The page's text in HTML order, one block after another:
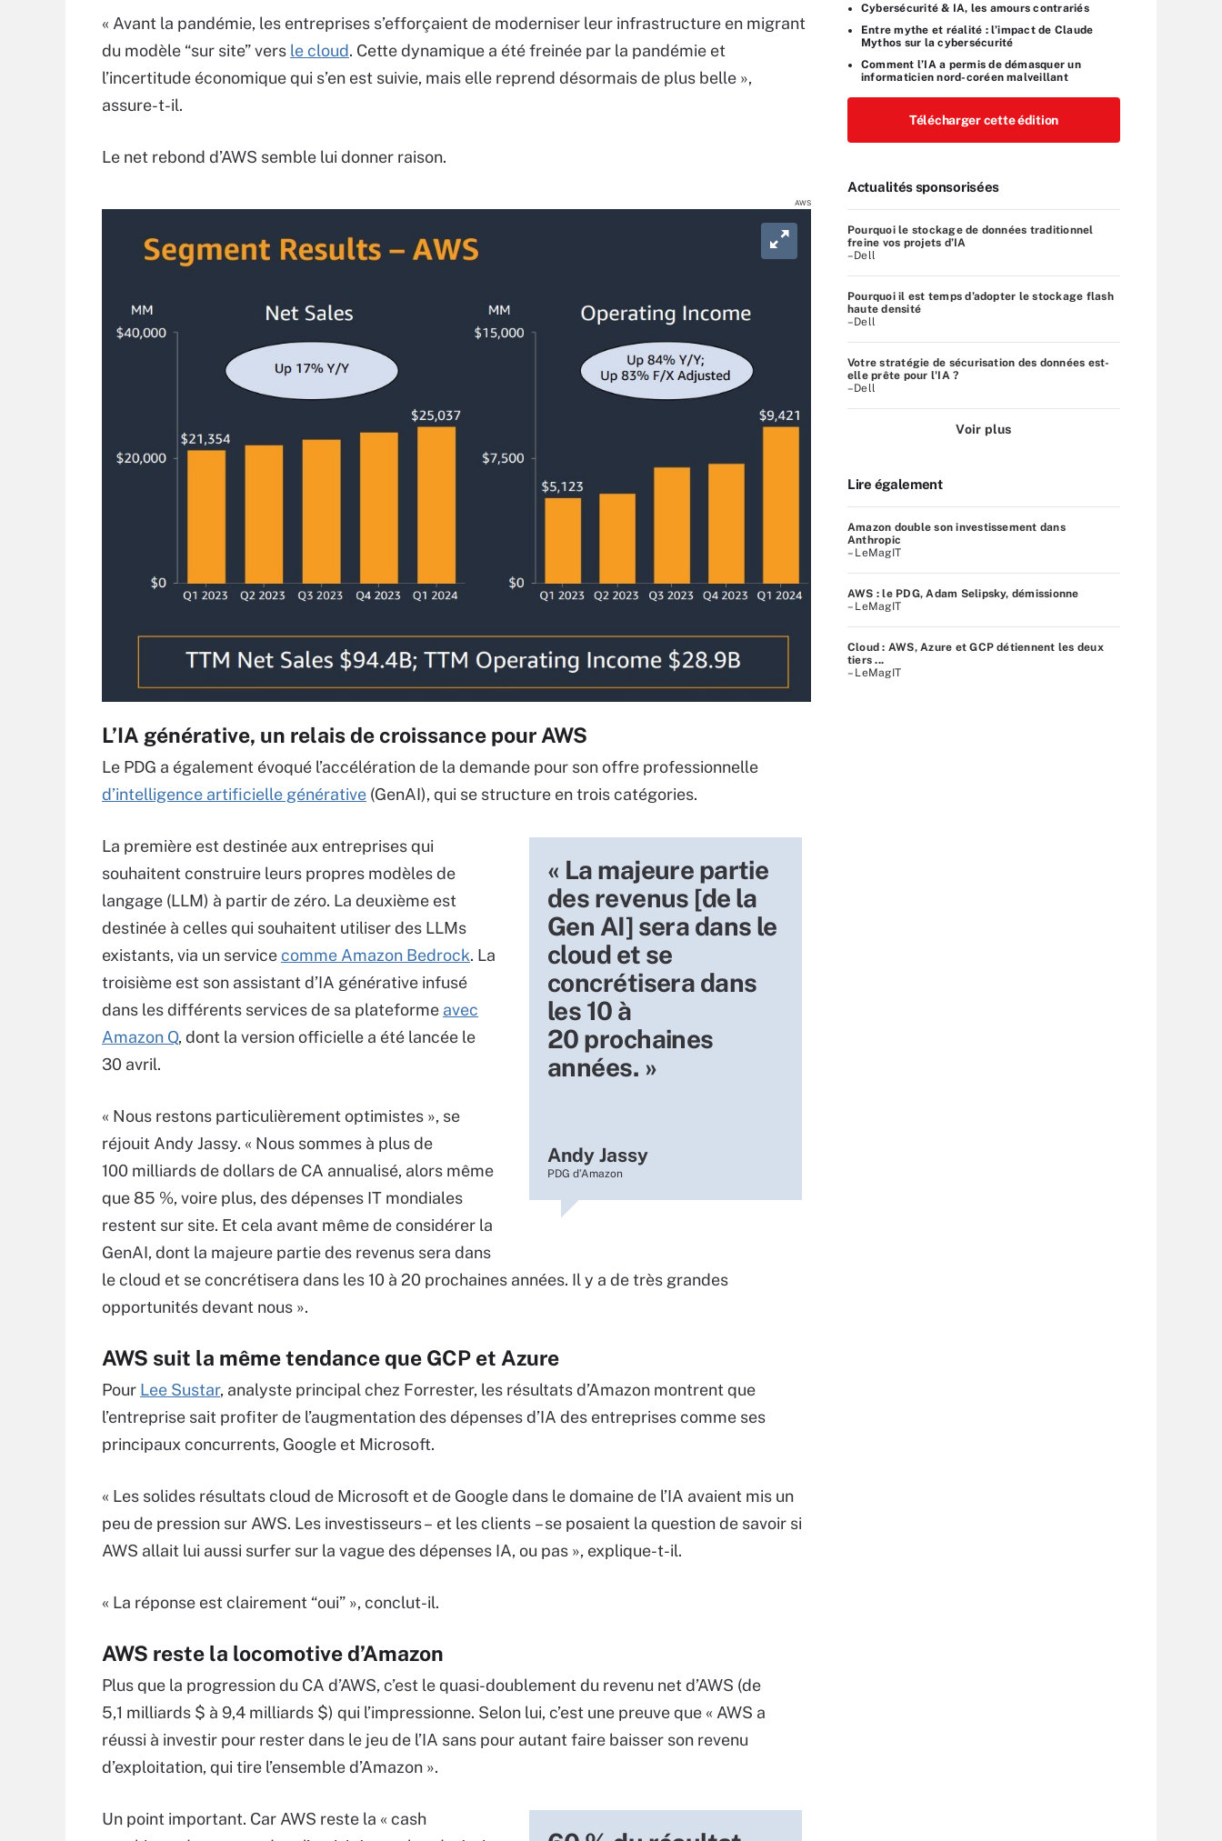
« Avant la pandémie, les entreprises s’efforçaient de moderniser leur infrastructure en migrant
du modèle “sur site” vers le cloud. Cette dynamique a été freinée par la pandémie et
l’incertitude économique qui s’en est suivie, mais elle reprend désormais de plus belle »,
assure-t-il.
Le net rebond d’AWS semble lui donner raison.
AWS
L’IA générative, un relais de croissance pour AWS
Le PDG a également évoqué l’accélération de la demande pour son offre professionnelle
d’intelligence artificielle générative (GenAI), qui se structure en trois catégories.
« La majeure partie
des revenus [de la
Gen AI] sera dans le
cloud et se
concrétisera dans
les 10 à
20 prochaines
années. »
Andy Jassy
PDG d’Amazon
La première est destinée aux entreprises qui
souhaitent construire leurs propres modèles de
langage (LLM) à partir de zéro. La deuxième est
destinée à celles qui souhaitent utiliser des LLMs
existants, via un servicecomme Amazon Bedrock. La
troisième est son assistant d’IA générative infusé
dans les différents services de sa plateforme avec
Amazon Q, dont la version officielle a été lancée le
30 avril.
« Nous restons particulièrement optimistes », se
réjouit Andy Jassy. « Nous sommes à plus de
100 milliards de dollars de CA annualisé, alors même
que 85 %, voire plus, des dépenses IT mondiales
restent sur site. Et cela avant même de considérer la
GenAI, dont la majeure partie des revenus sera dans
le cloud et se concrétisera dans les 10 à 20 prochaines années. Il y a de très grandes
opportunités devant nous ».
AWS suit la même tendance que GCP et Azure
Pour Lee Sustar, analyste principal chez Forrester, les résultats d’Amazon montrent que
l’entreprise sait profiter de l’augmentation des dépenses d’IA des entreprises comme ses
principaux concurrents, Google et Microsoft.
« Les solides résultats cloud de Microsoft et de Google dans le domaine de l’IA avaient mis un
peu de pression sur AWS. Les investisseurs – et les clients – se posaient la question de savoir si
AWS allait lui aussi surfer sur la vague des dépenses IA, ou pas », explique-t-il.
« La réponse est clairement “oui” », conclut-il.
AWS reste la locomotive d’Amazon
Plus que la progression du CA d’AWS, c’est le quasi-doublement du revenu net d’AWS (de
5,1 milliards $ à 9,4 milliards $) qui l’impressionne. Selon lui, c’est une preuve que « AWS a
réussi à investir pour rester dans le jeu de l’IA sans pour autant faire baisser son revenu
d’exploitation, qui tire l’ensemble d’Amazon ».
Un point important. Car AWS reste la « cash
Cybersécurité & IA, les amours contrariés
Entre mythe et réalité : l’impact de Claude
Mythos sur la cybersécurité
Comment l’IA a permis de démasquer un
informaticien nord-coréen malveillant
Télécharger cette édition
Actualités sponsorisées
Pourquoi le stockage de données traditionnel
freine vos projets d’IA
–Dell
Pourquoi il est temps d’adopter le stockage flash
haute densité
–Dell
Votre stratégie de sécurisation des données est-
elle prête pour l'IA ?
–Dell
Voir plus
Lire également
Amazon double son investissement dans
Anthropic
– LeMagIT
AWS : le PDG, Adam Selipsky, démissionne
– LeMagIT
Cloud : AWS, Azure et GCP détiennent les deux
tiers ...
– LeMagIT